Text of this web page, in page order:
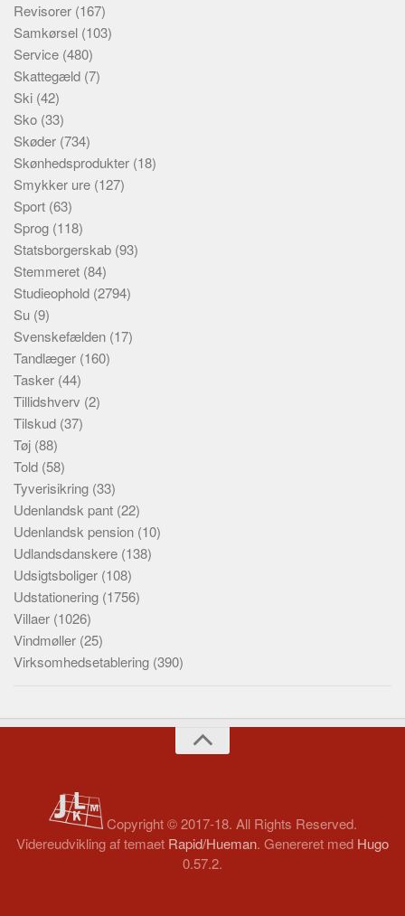
Revisorer (167)
Samkørsel (103)
Service (480)
Skattegæld (7)
Ski (42)
Sko (33)
Skøder (734)
Skønhedsprodukter (18)
Smykker ure (127)
Sport (63)
Sprog (118)
Statsborgerskab (93)
Stemmeret (84)
Studieophold (2794)
Su (9)
Svenskefælden (17)
Tandlæger (160)
Tasker (44)
Tillidshverv (2)
Tilskud (37)
Tøj (88)
Told (58)
Tyverisikring (33)
Udenlandsk pant (22)
Udenlandsk pension (10)
Udlandsdanskere (138)
Udsigtsboliger (108)
Udstationering (1756)
Villaer (1026)
Vindmøller (25)
Virksomhedsetablering (390)
Copyright © 2017-18. All Rights Reserved.
Videreudvikling af temaet Rapid/Hueman. Genereret med Hugo
0.57.2.